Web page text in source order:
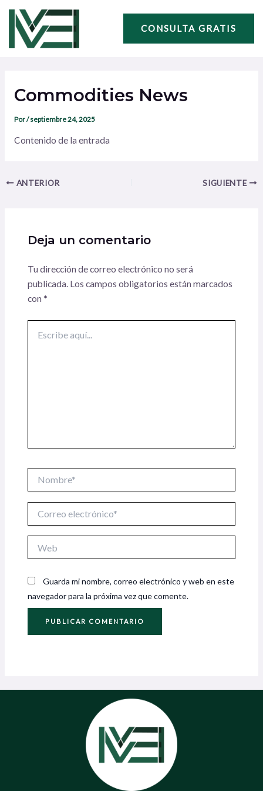
contenido
CONSULTA GRATIS
Commodities News
Por/septiembre 24, 2025
Contenido de la entrada
entradas
ANTERIOR SIGUIENTE
Deja un comentario
Tu dirección de correo electrónico no será
publicada. Los campos obligatorios están marcados
con *
aquí...
electrónico*
Guarda mi nombre, correo electrónico y web en este
navegador para la próxima vez que comente.